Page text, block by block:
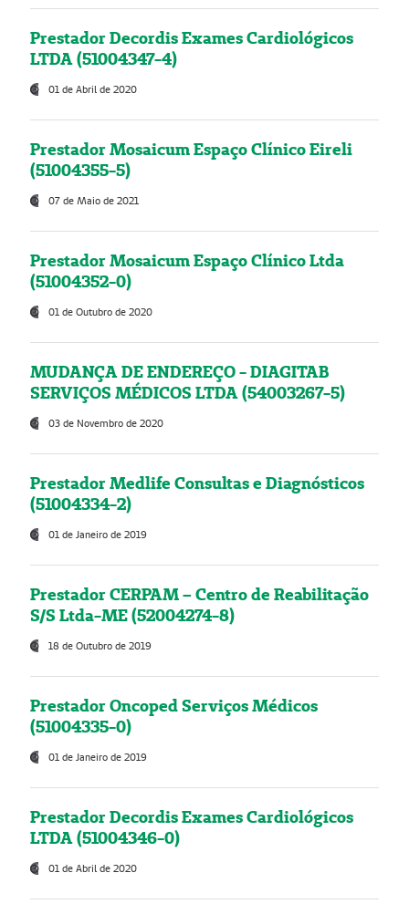
Prestador Decordis Exames Cardiológicos
LTDA (51004347-4)
01 de Abril de 2020
Prestador Mosaicum Espaço Clínico Eireli
(51004355-5)
07 de Maio de 2021
Prestador Mosaicum Espaço Clínico Ltda
(51004352-0)
01 de Outubro de 2020
MUDANÇA DE ENDEREÇO - DIAGITAB
SERVIÇOS MÉDICOS LTDA (54003267-5)
03 de Novembro de 2020
Prestador Medlife Consultas e Diagnósticos
(51004334-2)
01 de Janeiro de 2019
Prestador CERPAM – Centro de Reabilitação
S/S Ltda-ME (52004274-8)
18 de Outubro de 2019
Prestador Oncoped Serviços Médicos
(51004335-0)
01 de Janeiro de 2019
Prestador Decordis Exames Cardiológicos
LTDA (51004346-0)
01 de Abril de 2020